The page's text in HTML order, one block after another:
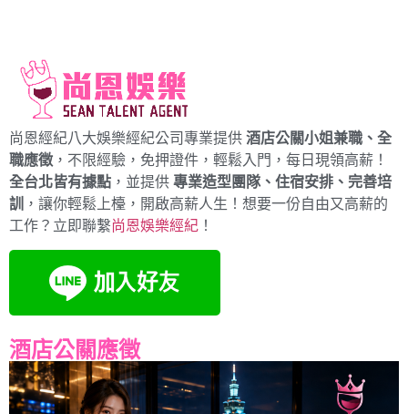
尚恩經紀八大娛樂經紀公司專業提供 酒店公關小姐兼職、全
職應徵 ，不限經驗，免押證件，輕鬆入門，每日現領高薪！
全台北皆有據點 ，並提供 專業造型團隊、住宿安排、完善培
訓
，讓你輕鬆上檯，開啟高薪人生！想要一份自由又高薪的
工作？立即聯繫尚恩娛樂經紀 ！
酒店公關應徵